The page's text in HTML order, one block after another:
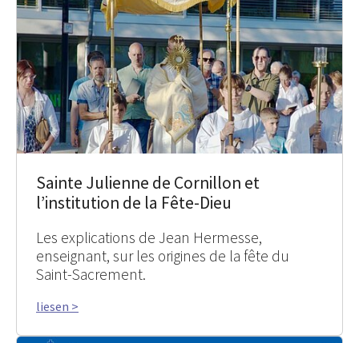
Sainte Julienne de Cornillon et
l’institution de la Fête-Dieu
Les explications de Jean Hermesse,
enseignant, sur les origines de la fête du
Saint-Sacrement.
liesen >